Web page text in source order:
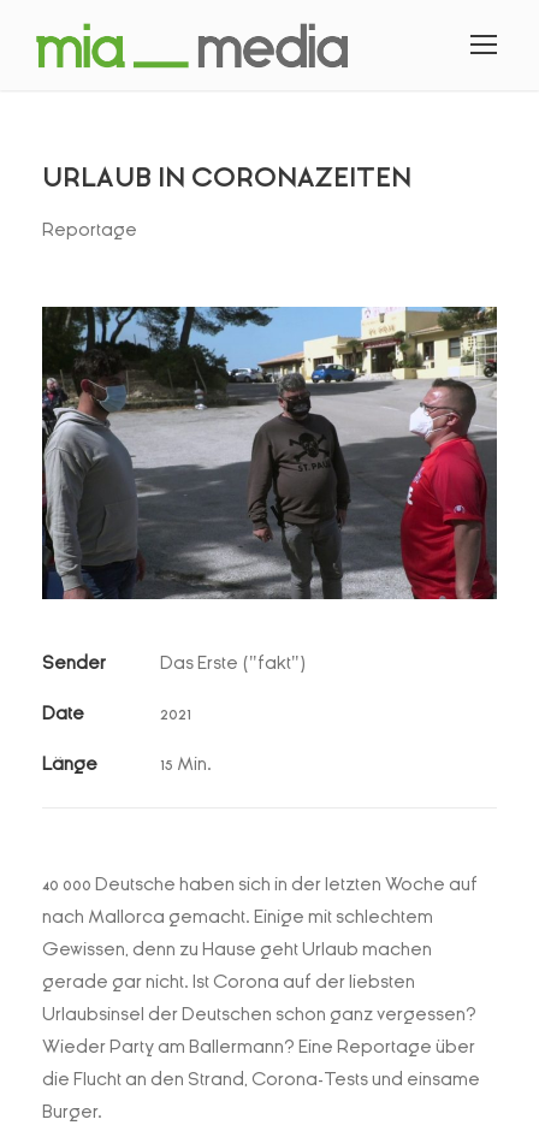
URLAUB IN CORONAZEITEN
Reportage
Sender Das Erste ("fakt")
Date 2021
Länge 15 Min.
40 000 Deutsche haben sich in der letzten Woche auf
nach Mallorca gemacht. Einige mit schlechtem
Gewissen, denn zu Hause geht Urlaub machen
gerade gar nicht. Ist Corona auf der liebsten
Urlaubsinsel der Deutschen schon ganz vergessen?
Wieder Party am Ballermann? Eine Reportage über
die Flucht an den Strand, Corona-Tests und einsame
Burger.